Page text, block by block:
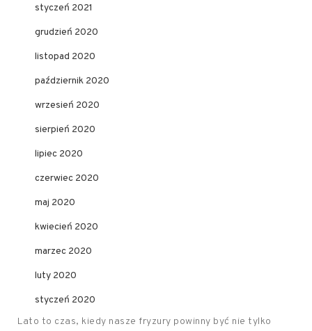
styczeń 2021
grudzień 2020
listopad 2020
październik 2020
wrzesień 2020
sierpień 2020
lipiec 2020
czerwiec 2020
maj 2020
kwiecień 2020
marzec 2020
luty 2020
styczeń 2020
Lato to czas, kiedy nasze fryzury powinny być nie tylko